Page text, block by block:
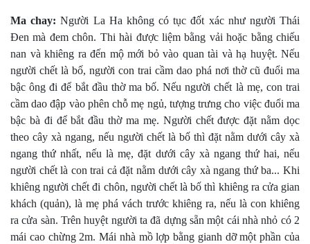
Ma chay: Người La Ha không có tục đốt xác như người Thái
Ðen mà đem chôn. Thi hài được liệm bằng vải hoặc bằng chiếu
nan và khiêng ra đến mộ mới bỏ vào quan tài và hạ huyệt. Nếu
người chết là bố, người con trai cầm dao phá nơi thờ cũ đuổi ma
bậc ông đi để bắt đầu thờ ma bố. Nếu người chết là mẹ, con trai
cầm dao đập vào phên chỗ mẹ ngủ, tượng trưng cho việc đuổi ma
bậc bà đi để bắt đầu thờ ma mẹ. Người chết được đặt nằm dọc
theo cây xà ngang, nếu người chết là bố thì đặt nằm dưới cây xà
ngang thứ nhất, nếu là mẹ, đặt dưới cây xà ngang thứ hai, nếu
người chết là con trai cả đặt nằm dưới cây xà ngang thứ ba... Khi
khiêng người chết đi chôn, người chết là bố thì khiêng ra cửa gian
khách (quản), là mẹ phá vách trước khiêng ra, nếu là con khiêng
ra cửa sàn. Trên huyệt người ta đã dựng sẵn một cái nhà nhỏ có 2
mái cao chừng 2m. Mái nhà mồ lợp bằng gianh dỡ một phần của